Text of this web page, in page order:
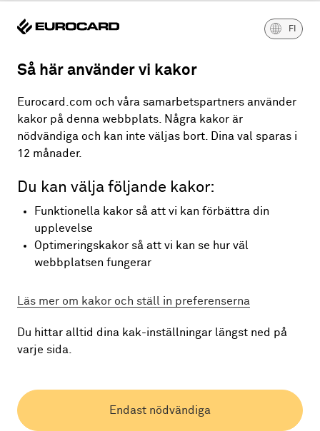
Integritetspolicy
Stark kundautentisering
FI
Så här använder vi kakor
Eurocard.com och våra samarbetspartners använder
kakor på denna webbplats. Några kakor är
nödvändiga och kan inte väljas bort. Dina val sparas i
12 månader.
Du kan välja följande kakor:
Funktionella kakor så att vi kan förbättra din
upplevelse
Optimeringskakor så att vi kan se hur väl
webbplatsen fungerar
Läs mer om kakor och ställ in preferenserna
Du hittar alltid dina kak-inställningar längst ned på
varje sida.
Endast nödvändiga